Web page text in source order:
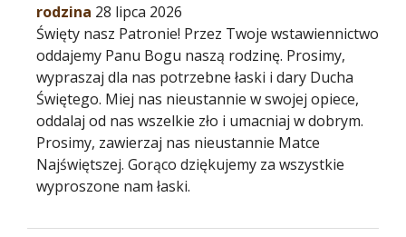
rodzina 28 lipca 2026
Święty nasz Patronie! Przez Twoje wstawiennictwo
oddajemy Panu Bogu naszą rodzinę. Prosimy,
wypraszaj dla nas potrzebne łaski i dary Ducha
Świętego. Miej nas nieustannie w swojej opiece,
oddalaj od nas wszelkie zło i umacniaj w dobrym.
Prosimy, zawierzaj nas nieustannie Matce
Najświętszej. Gorąco dziękujemy za wszystkie
wyproszone nam łaski.